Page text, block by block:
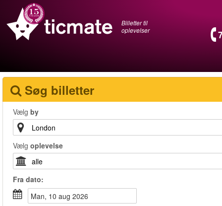
Billetter til
oplevelser
Søg billetter
Vælg by
Vælg oplevelse
Fra dato:
man, 10 aug 2026